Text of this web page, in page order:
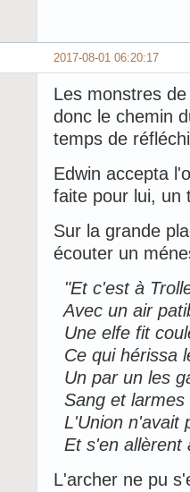
2017-08-01 06:20:17
Les monstres
donc le chemin
temps de
Edwin accepta
faite pour lui, un
Sur la grande
écouter un
"Et c'est à
Avec un air
Une elfe fit
Ce qui hérissa
Un par un les
Sang et
L'Union n'avait
Et s'en allèrent
L'archer ne pu